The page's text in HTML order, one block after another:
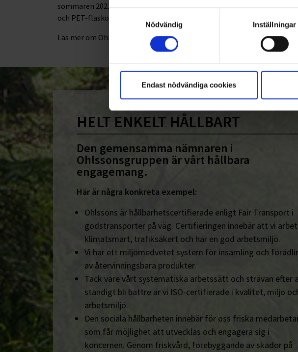
Nödvändig
Inställningar
Endast nödvändiga cookies
sommaren 2021 utökar Ohlssons uppdraget med Pantamera genom
och PET-flaskor i Stockholms län.
Läs mer om Ohlssons i region Mitthär
HELT ENKELT HÅLLBART
Den gemensamma nämnaren i
Ohlssonsgruppen är vårt hållbara
engagemang.
Här är några konkreta exempel:
Ohlssons är hållbarhetscertifierade enligt Fair Transport i
godstransporter på väg. Certifieringen innebär att vi
klimatsmart, trafiksäkert och har en god arbetsmiljö.
Vi har ett miljömedvetet system för insamling och
av återvinningsbara produkter.
Tack vare vårt systematiska arbetssätt och strävan efter
ständigt bli bättre är vi ISO-certifierade i kvalitet, miljö
arbetsmiljö.
Den sociala hållbarheten innebär för oss friska
som får möjlighet att utvecklas och engagera sig i
koncernen. Genom friskvård, förebyggande av skador på